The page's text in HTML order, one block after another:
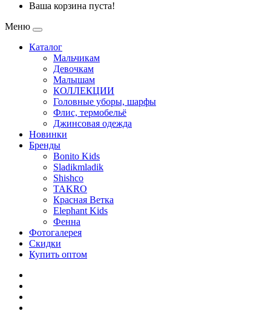
Ваша корзина пуста!
Меню
Каталог
Мальчикам
Девочкам
Малышам
КОЛЛЕКЦИИ
Головные уборы, шарфы
Флис, термобельё
Джинсовая одежда
Новинки
Бренды
Bonito Kids
Sladikmladik
Shishco
TAKRO
Красная Ветка
Elephant Kids
Фенна
Фотогалерея
Скидки
Купить оптом